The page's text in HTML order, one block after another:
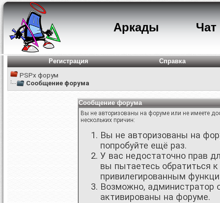
Аркады Чат
Регистрация
Справка
PSPx форум
Сообщение форума
Сообщение форума
Вы не авторизованы на форуме или не имеете
нескольких причин:
Вы не авторизованы на
попробуйте ещё раз.
У вас недостаточно прав
вы пытаетесь обратиться
привилегированным
Возможно, администратор
активированы на форуме.